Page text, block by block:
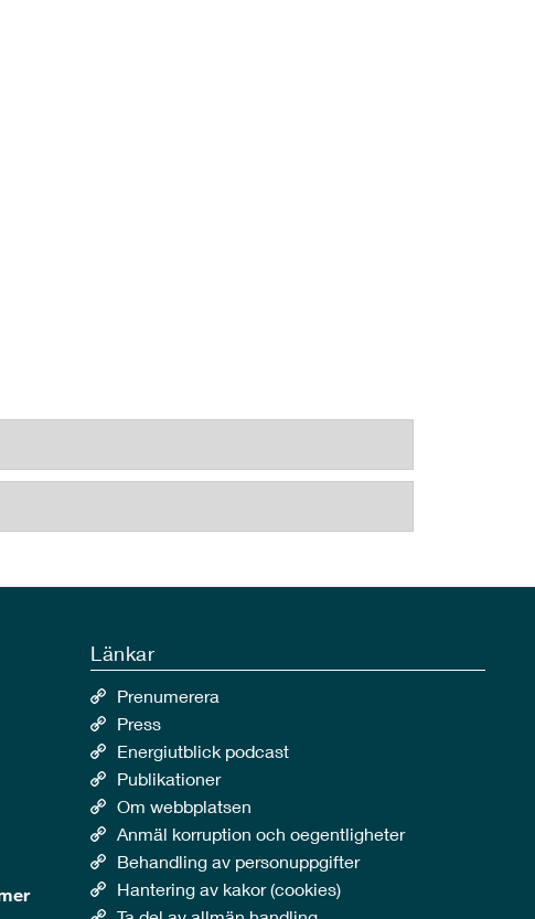
Länkar
Prenumerera
Press
Energiutblick podcast
Publikationer
Om webbplatsen
Anmäl korruption och oegentligheter
Behandling av personuppgifter
Hantering av kakor (cookies)